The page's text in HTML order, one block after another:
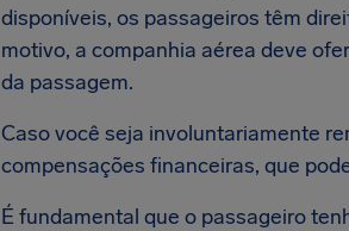
disponíveis, os passageiros têm
motivo, a companhia aérea deve
da passagem.
Caso você seja involuntariamente
compensações financeiras, que
É fundamental que o passageiro